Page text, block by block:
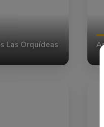
Las Orquídeas